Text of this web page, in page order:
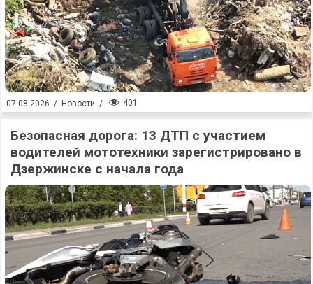
07.08.2026 / Новости / 401
Безопасная дорога: 13 ДТП с участием
водителей мототехники зарегистрировано в
Дзержинске с начала года